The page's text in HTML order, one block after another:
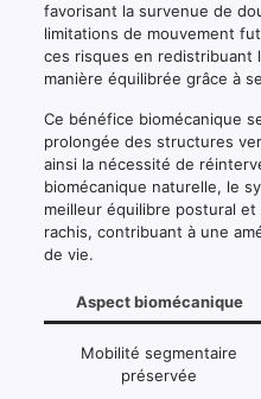
favorisant la survenue de
limitations de mouvement
ces risques en redistribuant
manière équilibrée grâce à
Ce bénéfice biomécanique
prolongée des structures
ainsi la nécessité de
biomécanique naturelle, le
meilleur équilibre postural
rachis, contribuant à une
de vie.
Aspect biomécanique
Mobilité segmentaire
préservée